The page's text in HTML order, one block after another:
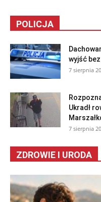
POLICJA
wyjść
7 sierpnia
Ukradł
7 sierpnia
ZDROWIE I URODA